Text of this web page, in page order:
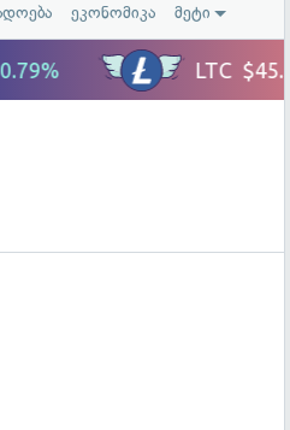
ეკონომიკა მეტი